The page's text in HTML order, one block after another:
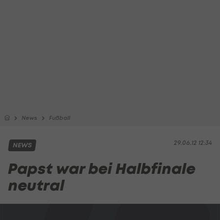
News Fußball
29.06.12 12:34
NEWS
Papst war bei Halbfinale
neutral